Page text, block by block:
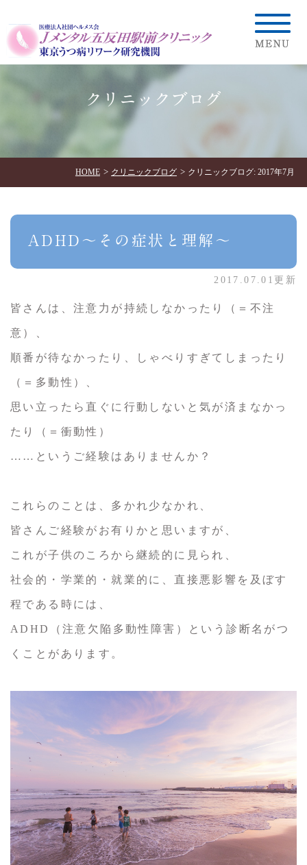
クリニックブログ
HOME クリニックブログ クリニックブログ: 2017年7月
ADHD～その症状と理解～
2017.07.01更新
皆さんは、注意力が持続しなかったり（＝不注
意）、
順番が待なかったり、しゃべりすぎてしまったり
（＝多動性）、
思い立ったら直ぐに行動しないと気が済まなかっ
たり（＝衝動性）
……というご経験はありませんか？
これらのことは、多かれ少なかれ、
皆さんご経験がお有りかと思いますが、
これが子供のころから継続的に見られ、
社会的・学業的・就業的に、直接悪影響を及ぼす
程である時には、
ADHD（注意欠陥多動性障害）という診断名がつ
くことがあります。